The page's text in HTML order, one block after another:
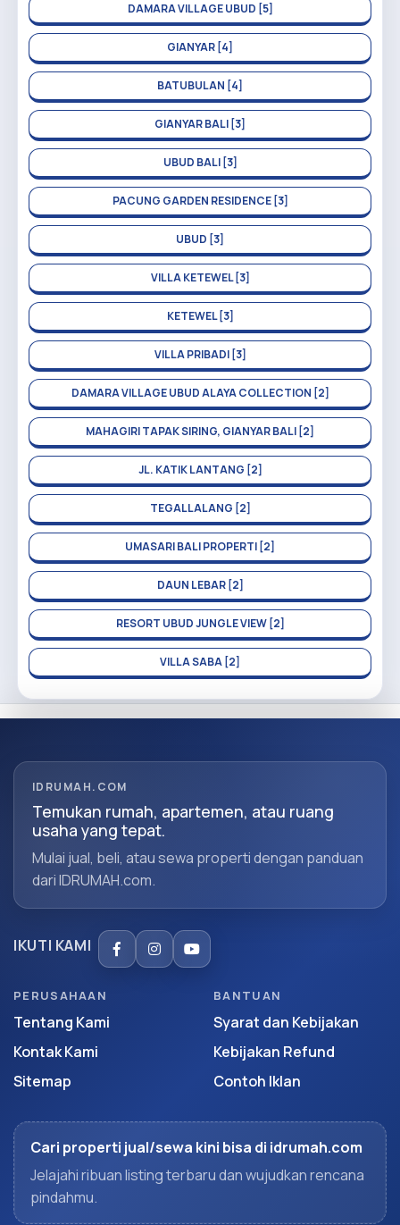
DAMARA VILLAGE UBUD [5]
GIANYAR [4]
BATUBULAN [4]
GIANYAR BALI [3]
UBUD BALI [3]
PACUNG GARDEN RESIDENCE [3]
UBUD [3]
VILLA KETEWEL [3]
KETEWEL [3]
VILLA PRIBADI [3]
DAMARA VILLAGE UBUD ALAYA COLLECTION [2]
MAHAGIRI TAPAK SIRING, GIANYAR BALI [2]
JL. KATIK LANTANG [2]
TEGALLALANG [2]
UMASARI BALI PROPERTI [2]
DAUN LEBAR [2]
RESORT UBUD JUNGLE VIEW [2]
VILLA SABA [2]
IDRUMAH.COM
Temukan rumah, apartemen, atau ruang
usaha yang tepat.
Mulai jual, beli, atau sewa properti dengan panduan
dari IDRUMAH.com.
IKUTI KAMI
PERUSAHAAN
Tentang Kami
Kontak Kami
Sitemap
BANTUAN
Syarat dan Kebijakan
Kebijakan Refund
Contoh Iklan
Cari properti jual/sewa kini bisa di idrumah.com
Jelajahi ribuan listing terbaru dan wujudkan rencana
pindahmu.